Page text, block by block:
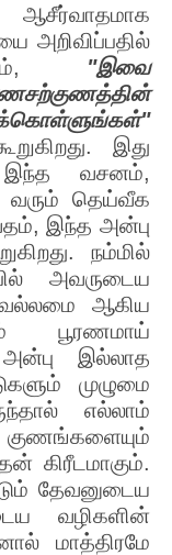
ஆசீர்வாதமாக
அறிவிப்பதில்
"இவை
இது
இந்த வசனம்,
வரும் தெய்வீக
இந்த அன்பு
நம்மில்
அவருடைய
ஆகிய
பூரணமாய்
அன்பு இல்லாத
முழுமை
எல்லாம்
கிரீடமாகும்.
தேவனுடைய
வழிகளின்
மாத்திரமே